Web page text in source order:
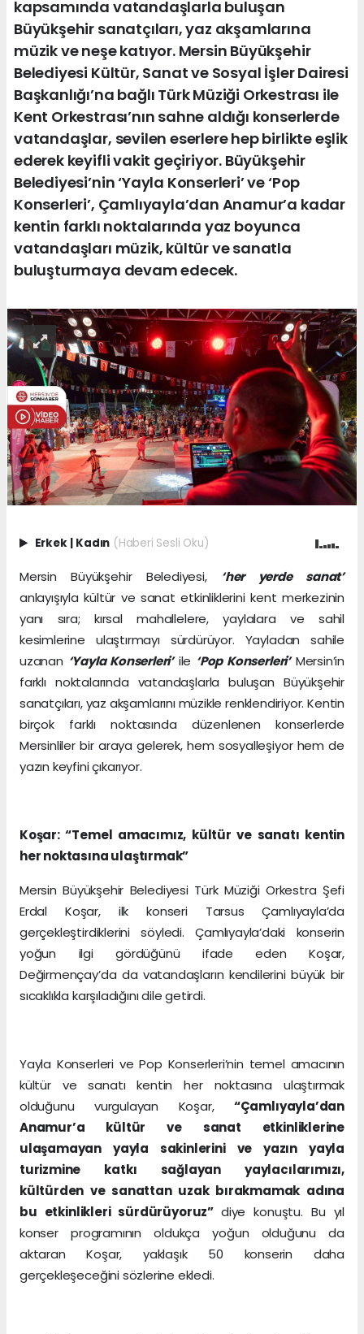
kapsamında vatandaşlarla buluşan
Büyükşehir sanatçıları, yaz akşamlarına
müzik ve neşe katıyor. Mersin Büyükşehir
Belediyesi Kültür, Sanat ve Sosyal İşler Dairesi
Başkanlığı’na bağlı Türk Müziği Orkestrası ile
Kent Orkestrası’nın sahne aldığı konserlerde
vatandaşlar, sevilen eserlere hep birlikte eşlik
ederek keyifli vakit geçiriyor. Büyükşehir
Belediyesi’nin ‘Yayla Konserleri’ ve ‘Pop
Konserleri’, Çamlıyayla’dan Anamur’a kadar
kentin farklı noktalarında yaz boyunca
vatandaşları müzik, kültür ve sanatla
buluşturmaya devam edecek.
Erkek | Kadın (Haberi Sesli Oku)
Mersin Büyükşehir Belediyesi, ‘her yerde sanat’
anlayışıyla kültür ve sanat etkinliklerini kent merkezinin
yanı sıra; kırsal mahallelere, yaylalara ve sahil
kesimlerine ulaştırmayı sürdürüyor. Yayladan sahile
uzanan ‘Yayla Konserleri’ile ‘Pop Konserleri’Mersin’in
farklı noktalarında vatandaşlarla buluşan Büyükşehir
sanatçıları, yaz akşamlarını müzikle renklendiriyor. Kentin
birçok farklı noktasında düzenlenen konserlerde
Mersinliler bir araya gelerek, hem sosyalleşiyor hem de
yazın keyfini çıkarıyor.
Koşar: “Temel amacımız, kültür ve sanatı kentin
her noktasına ulaştırmak”
Mersin Büyükşehir Belediyesi Türk Müziği Orkestra Şefi
Erdal Koşar, ilk konseri Tarsus Çamlıyayla’da
gerçekleştirdiklerini söyledi. Çamlıyayla’daki konserin
yoğun ilgi gördüğünü ifade eden Koşar,
Değirmençay’da da vatandaşların kendilerini büyük bir
sıcaklıkla karşıladığını dile getirdi.
Yayla Konserleri ve Pop Konserleri’nin temel amacının
kültür ve sanatı kentin her noktasına ulaştırmak
olduğunu vurgulayan Koşar, “Çamlıyayla’dan
Anamur’a kültür ve sanat etkinliklerine
ulaşamayan yayla sakinlerini ve yazın yayla
turizmine katkı sağlayan yaylacılarımızı,
kültürden ve sanattan uzak bırakmamak adına
bu etkinlikleri sürdürüyoruz”diye konuştu. Bu yıl
konser programının oldukça yoğun olduğunu da
aktaran Koşar, yaklaşık 50 konserin daha
gerçekleşeceğini sözlerine ekledi.